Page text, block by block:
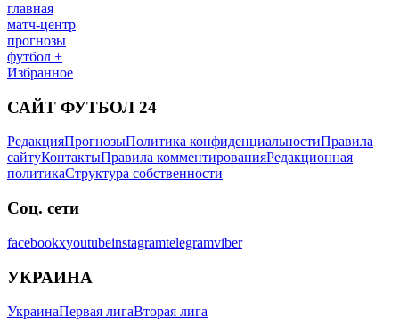
главная
матч-центр
прогнозы
футбол +
Избранное
САЙТ ФУТБОЛ 24
РедакцияПрогнозыПолитика конфиденциальностиПравила
сайтуКонтактыПравила комментированияРедакционная
политикаСтруктура собственности
Соц. сети
facebookxyoutubeinstagramtelegramviber
УКРАИНА
УкраинаПервая лигаВторая лига